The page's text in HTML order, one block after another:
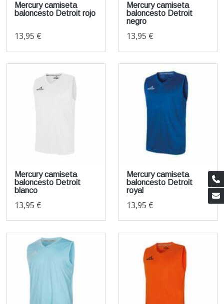
Mercury camiseta
baloncesto Detroit rojo
13,95 €
Mercury camiseta
baloncesto Detroit
negro
13,95 €
Mercury camiseta
baloncesto Detroit
blanco
13,95 €
Mercury camiseta
baloncesto Detroit
royal
13,95 €